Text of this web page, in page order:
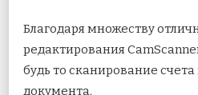
Благодаря множеству
редактирования
будь то сканирование
документа.